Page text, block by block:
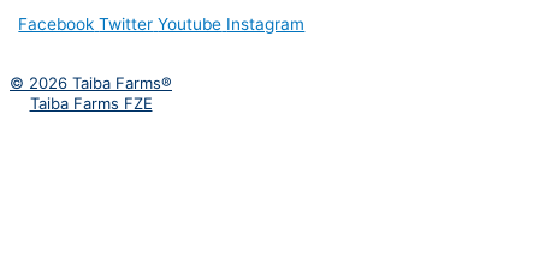
Facebook Twitter Youtube Instagram
© 2026 Taiba Farms®
Taiba Farms FZE